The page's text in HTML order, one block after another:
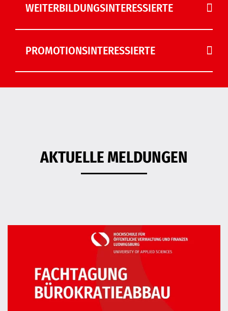
WEITERBILDUNGSINTERESSIERTE
PROMOTIONSINTERESSIERTE
AKTUELLE MELDUNGEN